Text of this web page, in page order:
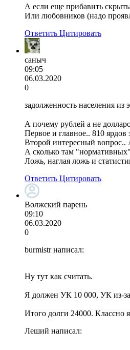
А если еще прибавить
Или любовников (надо
Ответить Цитировать
саныч
09:05
06.03.2020
0
задолженность населения
А почему рублей а не
Первое и главное.. 810
Второй интересный вопрос..
А сколько там
Ложь, наглая ложь и
Ответить Цитировать
Волжский парень
09:10
06.03.2020
0
burmistr написал:
Ну тут как считать.
Я должен УК 10 000, УК из-за
Итого долги 24000. Классно
Леший написал: